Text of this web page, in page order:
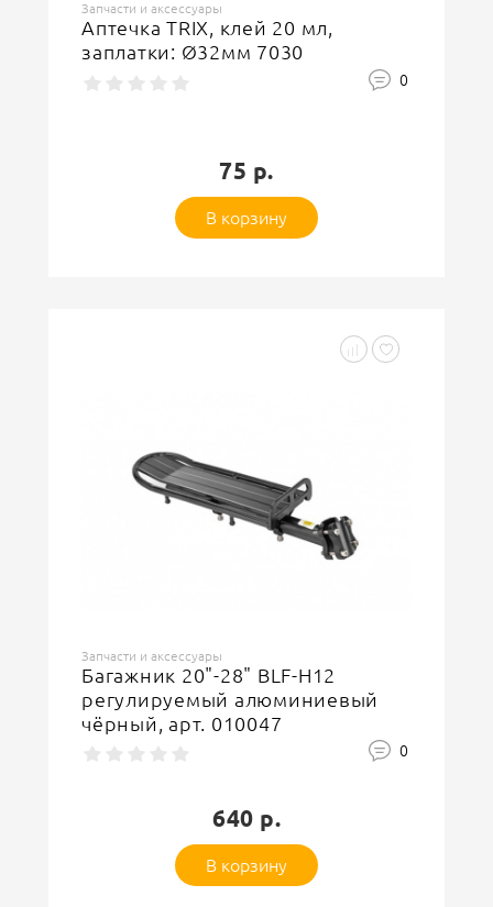
Запчасти и аксессуары
Аптечка TRIX, клей 20 мл,
заплатки: Ø32мм 7030
0
75 р.
В корзину
Запчасти и аксессуары
Багажник 20"-28" BLF-H12
регулируемый алюминиевый
чёрный, арт. 010047
0
640 р.
В корзину